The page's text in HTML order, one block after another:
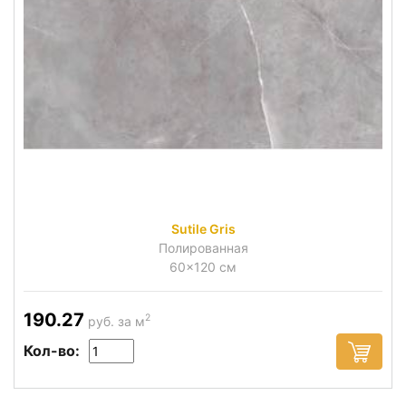
Sutile Gris
Полированная
60x120 см
190.27 руб. за м2
Кол-во: